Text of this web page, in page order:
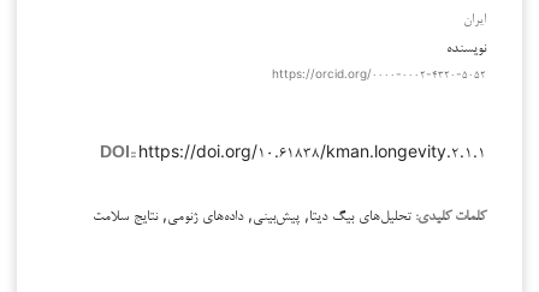
ایران
نویسنده
https://orcid.org/۰۰۰۰-۰۰۰۲-۴۳۲۰-۵۰۵۲
DOI:: https://doi.org/۱۰.۶۱۸۳۸/kman.longevity.۲.۱.۱
کلمات کلیدی: تحلیل‌های بیگ دیتا, پیش‌بینی, داده‌های ژنومی, نتایج سلامت